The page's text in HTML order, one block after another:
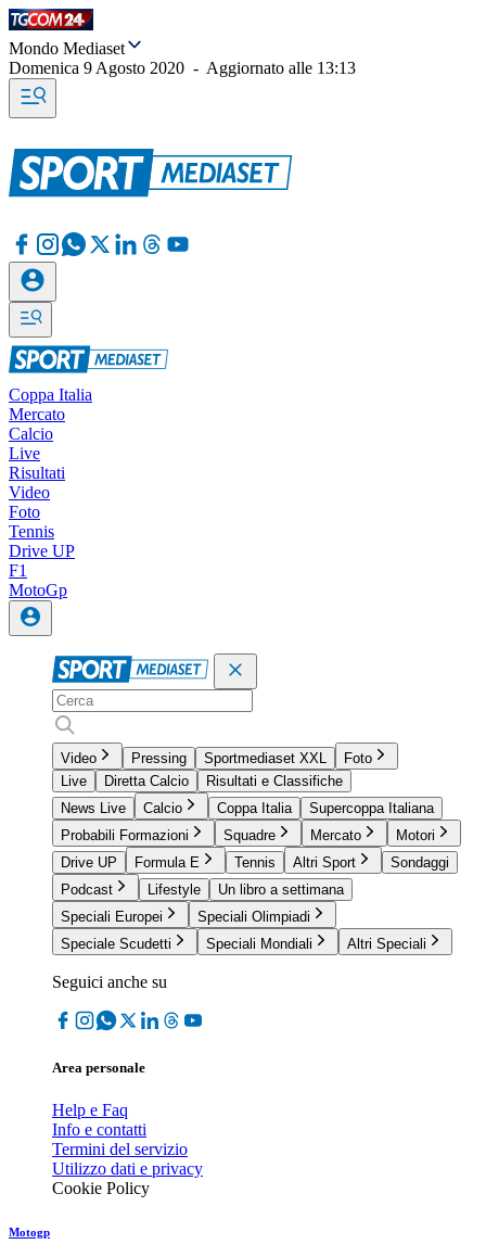
Mondo Mediaset
Domenica 9 Agosto 2020 - Aggiornato alle 13:13
Coppa Italia
Mercato
Calcio
Live
Risultati
Video
Foto
Tennis
Drive UP
F1
MotoGp
Video Pressing Sportmediaset XXL
Foto
Live
Diretta Calcio
Risultati e Classifiche
News Live
Calcio Coppa Italia
Supercoppa Italiana
Probabili Formazioni
Squadre Mercato
Motori
Drive UP
Formula E Tennis Altri Sport
Sondaggi
Podcast
Lifestyle
Un libro a settimana
Speciali Europei
Speciali Olimpiadi
Speciale Scudetti
Speciali Mondiali Altri Speciali
Seguici anche su
Area personale
Help e Faq
Info e contatti
Termini del servizio
Utilizzo dati e privacy
Cookie Policy
Motogp